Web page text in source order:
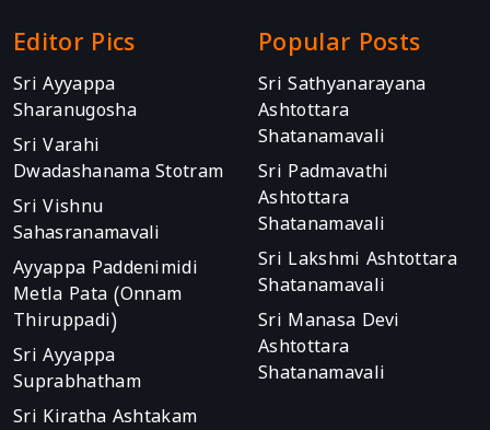
Editor Pics
Sri Ayyappa
Sharanugosha
Sri Varahi
Dwadashanama Stotram
Sri Vishnu
Sahasranamavali
Ayyappa Paddenimidi
Metla Pata (Onnam
Thiruppadi)
Sri Ayyappa
Suprabhatham
Sri Kiratha Ashtakam
Popular Posts
Sri Sathyanarayana
Ashtottara
Shatanamavali
Sri Padmavathi
Ashtottara
Shatanamavali
Sri Lakshmi Ashtottara
Shatanamavali
Sri Manasa Devi
Ashtottara
Shatanamavali